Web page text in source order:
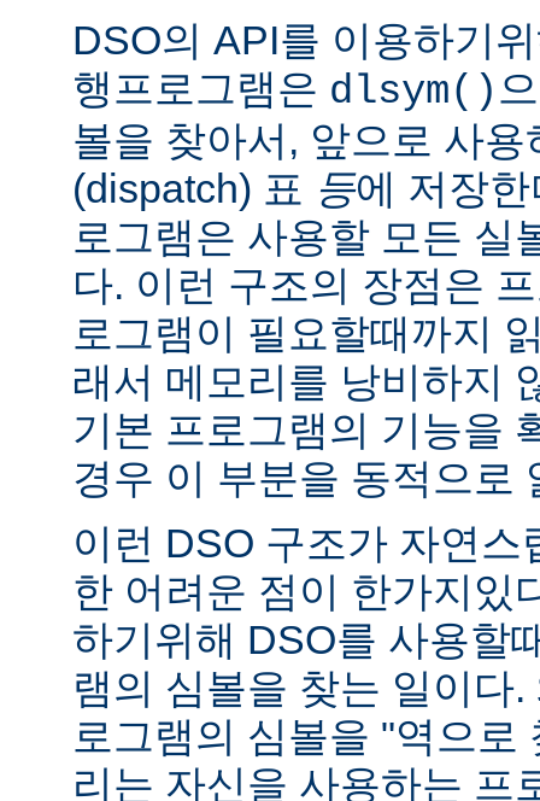
DSO의 API를 이용하기
행프로그램은 dlsym()
볼을 찾아서, 앞으로 사
(dispatch) 표 등에 저장
로그램은 사용할 모든 실
다. 이런 구조의 장점은
로그램이 필요할때까지
래서 메모리를 낭비하지
기본 프로그램의 기능을
경우 이 부분을 동적으로
이런 DSO 구조가 자연
한 어려운 점이 한가지있
하기위해 DSO를 사용할
램의 심볼을 찾는 일이다
로그램의 심볼을 "역으로
리는 자신을 사용하는 프